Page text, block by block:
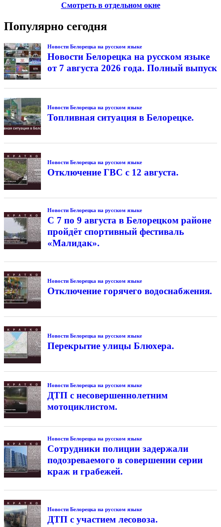
Смотреть в отдельном окне
Популярно сегодня
Новости Белорецка на русском языке
Новости Белорецка на русском языке
от 7 августа 2026 года. Полный выпуск
Новости Белорецка на русском языке
Топливная ситуация в Белорецке.
Новости Белорецка на русском языке
Отключение ГВС с 12 августа.
Новости Белорецка на русском языке
С 7 по 9 августа в Белорецком районе
пройдёт спортивный фестиваль
«Малидак».
Новости Белорецка на русском языке
Отключение горячего водоснабжения.
Новости Белорецка на русском языке
Перекрытие улицы Блюхера.
Новости Белорецка на русском языке
ДТП с несовершеннолетним
мотоциклистом.
Новости Белорецка на русском языке
Сотрудники полиции задержали
подозреваемого в совершении серии
краж и грабежей.
Новости Белорецка на русском языке
ДТП с участием лесовоза.